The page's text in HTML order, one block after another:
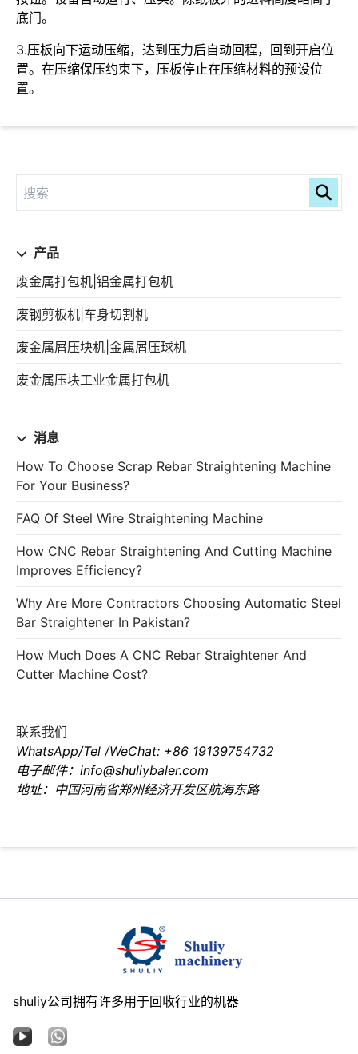
产品
废金属打包机|铝金属打包机
废钢剪板机|车身切割机
废金属屑压块机|金属屑压球机
废金属压块工业金属打包机
消息
How To Choose Scrap Rebar Straightening Machine
For Your Business?
FAQ Of Steel Wire Straightening Machine
How CNC Rebar Straightening And Cutting Machine
Improves Efficiency?
Why Are More Contractors Choosing Automatic Steel
Bar Straightener In Pakistan?
How Much Does A CNC Rebar Straightener And
Cutter Machine Cost?
联系我们
WhatsApp/Tel /WeChat: +86 19139754732
电子邮件：info@shuliybaler.com
地址：中国河南省郑州经济开发区航海东路
底门。
3.压板向下运动压缩，达到压力后自动回程，回到开启位
置。在压缩保压约束下，压板停止在压缩材料的预设位
置。
shuliy公司拥有许多用于回收行业的机器